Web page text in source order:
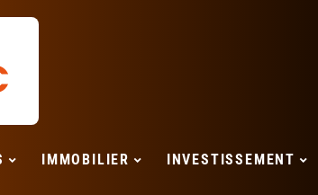
IMMOBILIER INVESTISSEMENT